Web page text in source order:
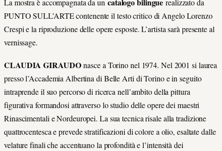
La mostra è accompagnata da un
realizzato da
PUNTO SULL’ARTE contenente il testo critico di Angelo Lorenzo
Crespi e la riproduzione delle opere esposte. L’artista sarà presente al
vernissage.
CLAUDIA GIRAUDOnasce a Torino nel 1974. Nel 2001 si laurea
presso l’Accademia Albertina di Belle Arti di Torino e in seguito
intraprende il suo percorso di ricerca nell’ambito della pittura
figurativa formandosi attraverso lo studio delle opere dei maestri
Rinascimentali e Nordeuropei. La sua tecnica risale alla tradizione
quattrocentesca e prevede stratificazioni di colore a olio, esaltate dalle
velature finali che accentuano la profondità e l’intensità dei